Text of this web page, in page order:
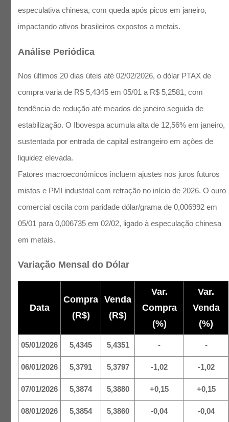
especulativa chinesa, com queda após picos em janeiro,
impactando ativos brasileiros expostos a metais.
Análise Periódica
Nos últimos 20 dias úteis até 02/02/2026, o dólar PTAX de
compra varia de R$ 5,4345 em 05/01 a R$ 5,2581, com
tendência de redução até meados de janeiro seguida de
estabilização. O Ibovespa acumula alta de 12,56% em janeiro,
sustentada por entrada de capital estrangeiro em ações de
liquidez elevada.
Fatores macroeconômicos incluem ajustes nos juros futuros
mistos e PMI industrial com retração no início de 2026. O ouro
comercial oscila com paridade dólar/grama de 0,006992 em
05/01 para 0,006735 em 02/02, ligado à especulação chinesa
em metais.
Variação Mensal do Dólar
Data
Compra
(R$)
Venda
(R$)
Var.
Compra
(%)
Var.
Venda
(%)
05/01/2026 5,4345 5,4351 - -
06/01/2026 5,3791 5,3797 -1,02 -1,02
07/01/2026 5,3874 5,3880 +0,15 +0,15
08/01/2026 5,3854 5,3860 -0,04 -0,04